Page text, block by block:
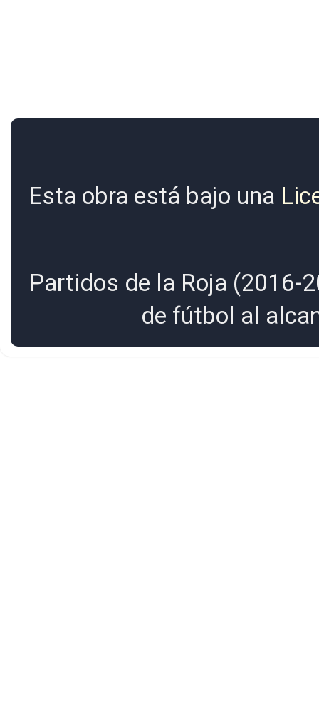
Esta obra está bajo una
Partidos de la Roja (2016-
de fútbol al